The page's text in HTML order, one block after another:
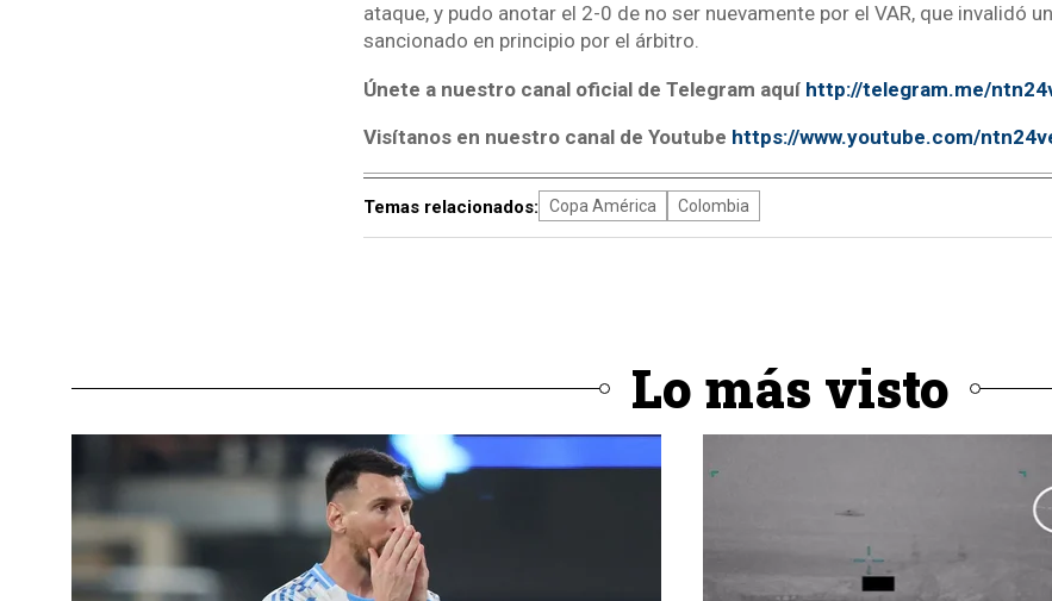
ataque, y pudo anotar el 2-0 de no ser nuevamente por el VAR, que invalidó
sancionado en principio por el árbitro.
Únete a nuestro canal oficial de Telegram aquí http://telegram.me/
Visítanos en nuestro canal de Youtube https://www.youtube.com/
Temas relacionados: Copa América Colombia
Lo más visto